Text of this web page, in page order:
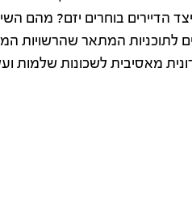
הדיירים בוחרים יזם? מהם
לתוכניות המתאר שהרשויות
מאסיבית לשכונות שלמות